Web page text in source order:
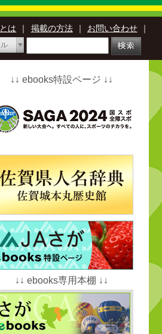
は ｜ 掲載の方法 ｜ お問い合わせ ｜
↓↓ ebooks特設ページ ↓↓
↓↓ ebooks専用本棚 ↓↓